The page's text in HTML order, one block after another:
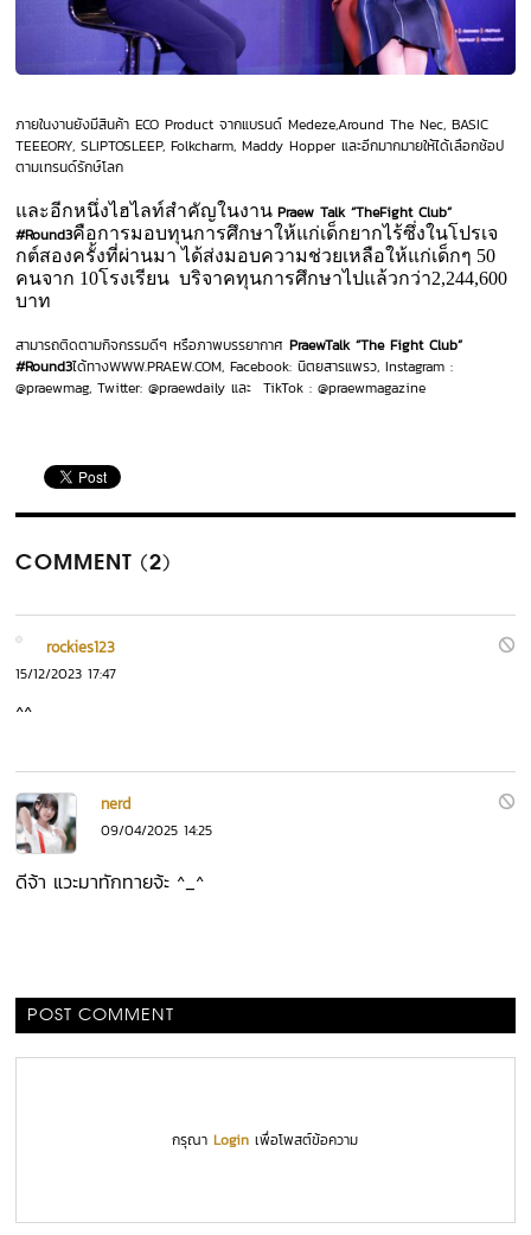
ภายในงานยังมีสินค้า ECO Productจากแบรนด์ Medeze,Around The Nec, BASIC
TEEEORY, SLIPTOSLEEP, Folkcharm, Maddy Hopper และอีกมากมายให้ได้เลือกช้อป
ตามเทรนด์รักษ์โลก
และอีกหนึ่งไฮไลท์สำคัญในงานPraew Talk “TheFight Club”
#Round3คือการมอบทุนการศึกษาให้แก่เด็กยากไร้ซึ่งในโปรเจ
กต์สองครั้งที่ผ่านมา ได้ส่งมอบความช่วยเหลือให้แก่เด็กๆ 50
คนจาก 10โรงเรียน บริจาคทุนการศึกษาไปแล้วกว่า2,244,600
บาท
สามารถติดตามกิจกรรมดีๆ หรือภาพบรรยากาศPraewTalk“The Fight Club”
#Round3ได้ทางWWW.PRAEW.COM, Facebook:นิตยสารแพรว, Instagram :
@praewmag, Twitter: @praewdaily และ TikTok : @praewmagazine
COMMENT (2)
rockies123
15/12/2023 17:47
^^
nerd
09/04/2025 14:25
ดีจ้า แวะมาทักทายจ้ะ ^_^
POST COMMENT
กรุณาLogin เพื่อโพสต์ข้อความ